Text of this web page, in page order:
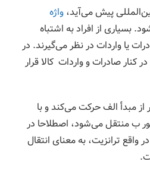
پیش می‌آید، واژه
بسیاری از افراد به اشتباه
یا واردات در نظر می‌گیرند. در
کنار صادرات و واردات کالا قرار
از مبدأ الف حرکت می‌کند و با
ب منتقل می‌شود، اصطلاحا در
واقع ترانزیت، به معنای انتقال